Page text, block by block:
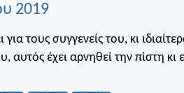
2019
τους συγγενείς του, κι
αυτός έχει αρνηθεί την πίστη κι